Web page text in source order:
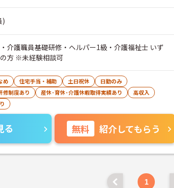
)
介護職員基礎研修・ヘルパー1級・介護福祉士 いず
方 ※未経験相談可
め 住宅手当・補助 土日祝休
日勤のみ
修制度あり 産休･育休･介護休暇取得実績あり
高収入
る 無料 紹介してもらう
1